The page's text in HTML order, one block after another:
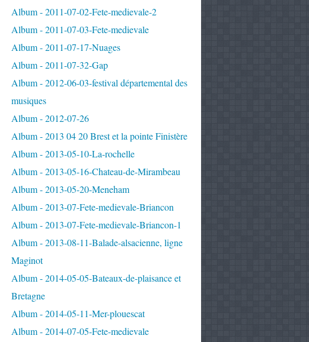
Album - 2011-07-02-Fete-medievale-2
Album - 2011-07-03-Fete-medievale
Album - 2011-07-17-Nuages
Album - 2011-07-32-Gap
Album - 2012-06-03-festival départemental des
musiques
Album - 2012-07-26
Album - 2013 04 20 Brest et la pointe Finistère
Album - 2013-05-10-La-rochelle
Album - 2013-05-16-Chateau-de-Mirambeau
Album - 2013-05-20-Meneham
Album - 2013-07-Fete-medievale-Briancon
Album - 2013-07-Fete-medievale-Briancon-1
Album - 2013-08-11-Balade-alsacienne, ligne
Maginot
Album - 2014-05-05-Bateaux-de-plaisance et
Bretagne
Album - 2014-05-11-Mer-plouescat
Album - 2014-07-05-Fete-medievale